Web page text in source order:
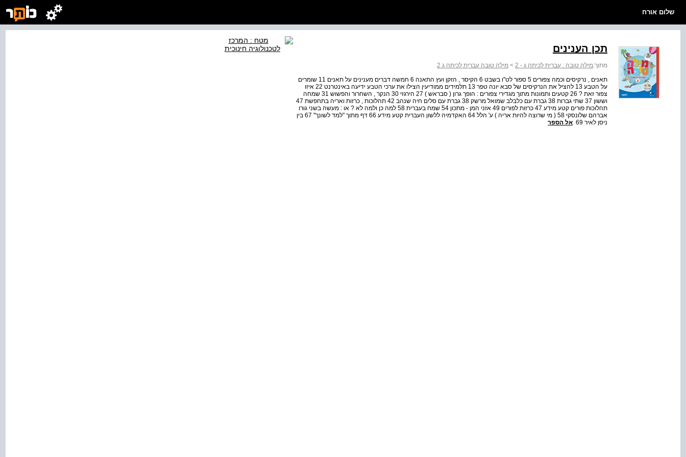
שלום אורח
תכן הענינים
מתוך:מילה טובה : עברית לכיתה ג - 2 > מילה טובה עברית לכיתה ג 2
תאנים , נרקיסים וכמה צפורים 5 ספור לט"ו בשבט 6 הקיסר , הזקן ועץ התאנה 6 חמשה דברים מענינים על תאנים 11 שומרים
על הטבע 13 להציל את הנרקיסים של סבא יונה טפר 13 תלמידים ממודיעין הצילו את ערכי הטבע ידיעה באינטרנט 22 איזו
צפור זאת ? 26 קטעים ותמונות מתוך מגדירי צפורים : הופך גרון ( סבראש ) 27 הירגזי 30 הנקר , השחרור והפשוש 31 שמחה
וששון 37 שתי גברות 38 גברת עם כלבלב שמואל מרשק 38 גברת עם סלים חיה שנהב 42 תהלוכות , כרזות ואריה בתחפשת 47
תהלוכות פורים קטע מידע 47 כרזות לפורים 49 אזני המן - מתכון 54 שמח בעברית 58 למה כן ולמה לא ? או : מעשה בשני גורו
אברהם שלונסקי 58 ( מי שרוצה להיות אריה ) ע' הלל 64 האקדמיה ללשון העברית קטע מידע 66 דף מתוך "למד לשונך" 67 בין
ניסן לאיר 69
אל הספר